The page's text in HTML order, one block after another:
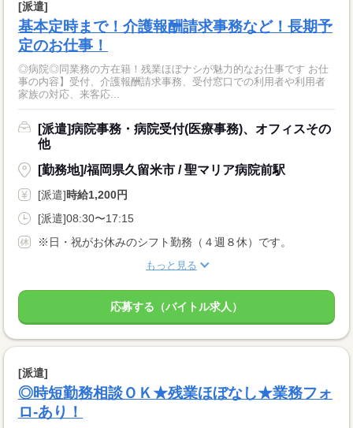
[派遣]
基本定時まで！介護報酬請求事務など！長期予
定のお仕事！
◎病院◎同業務の方在籍！残業ほぼナシが魅力的なお仕事です お仕
事の内容】受付、介護報酬請求事務、受付窓口での利用者や利用者
家族の対応、来客応...
[派遣]病院事務・病院受付(医療事務)、オフィスその
他
[勤務地]/福岡県久留米市 / 聖マリア病院前駅
[派遣]時給1,200円
[派遣]08:30〜17:15
※日・祝がお休みのシフト勤務（４週８休）です。
もっと見る
応募する（バイトル求人）
[派遣]
◎時短勤務相談ＯＫ★残業ほぼなし★業務フォ
ロ‐あり！